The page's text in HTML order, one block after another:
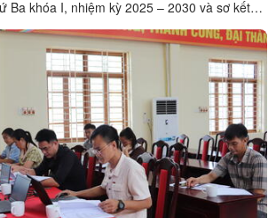
Ba khóa I, nhiệm kỳ 2025 – 2030 và sơ kết
Dự hội nghị có đồng chí Vi Thị Thu, Phó
ủy; đồng chí Nguyễn ...